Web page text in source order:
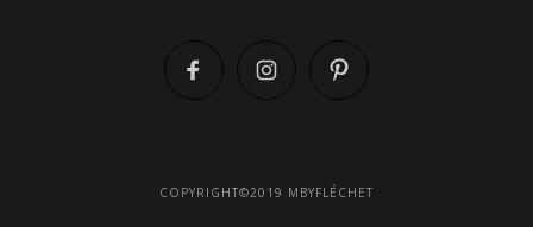
COPYRIGHT©2019 MBYFLÉCHET